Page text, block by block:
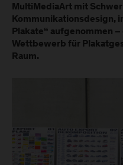
MultiMediaArt mit
Kommunikationsdesign,
Plakate“ aufgenommen
Wettbewerb für
Raum.